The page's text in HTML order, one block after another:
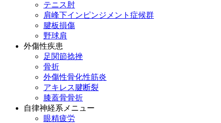
テニス肘
肩峰下インピンジメント症候群
腱板損傷
野球肩
外傷性疾患
足関節捻挫
骨折
外傷性骨化性筋炎
アキレス腱断裂
膝蓋骨骨折
自律神経系メニュー
眼精疲労